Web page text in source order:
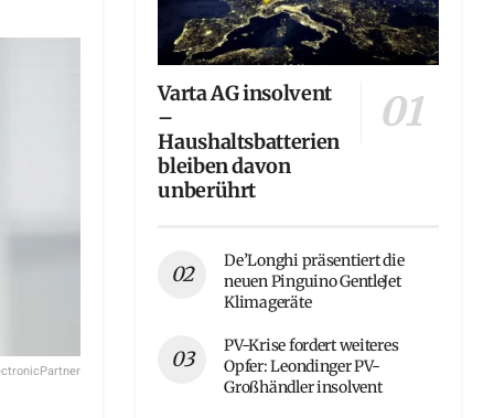
Varta AG insolvent
–
Haushaltsbatterien
bleiben davon
unberührt
De’Longhi präsentiert die
neuen Pinguino GentleJet
Klimageräte
PV-Krise fordert weiteres
Opfer: Leondinger PV-
Großhändler insolvent